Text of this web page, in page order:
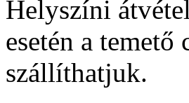
Helyszíni
esetén a
szállíthatjuk.